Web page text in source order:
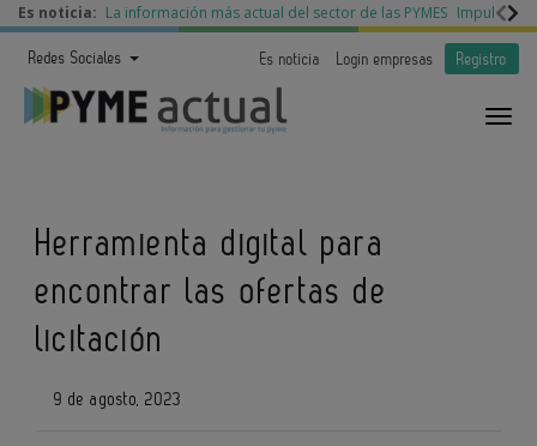
Es noticia: La información más actual del sector de las PYMES Impulso a
Redes Sociales Es noticia Login empresas Registro
Herramienta digital para
encontrar las ofertas de
licitación
9 de agosto, 2023